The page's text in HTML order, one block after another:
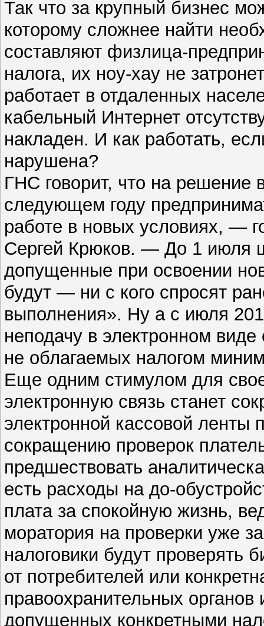
Так что за крупный бизнес
которому сложнее найти
составляют физлица-
налога, их ноу-хау не
работает в отдаленных
кабельный Интернет
накладен. И как работать,
нарушена?
ГНС говорит, что на решение
следующем году
работе в новых условиях, —
Сергей Крюков. — До 1 июля
допущенные при освоении
будут — ни с кого спросят
выполнения». Ну а с июля
неподачу в электронном
не облагаемых налогом
Еще одним стимулом для
электронную связь станет
электронной кассовой ленты
сокращению проверок
предшествовать
есть расходы на до-
плата за спокойную жизнь,
моратория на проверки уже
налоговики будут проверять
от потребителей или
правоохранительных
допущенных конкретными